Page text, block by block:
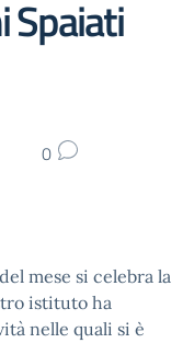
Spaiati
0
mese si celebra la
istituto ha
nelle quali si è